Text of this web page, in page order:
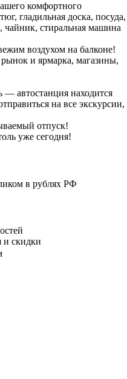
комфортного
гладильная доска, посуда,
чайник, стиральная машина
воздухом на балконе!
и ярмарка, магазины,
— автостанция находится
на все экскурсии,
отпуск!
уже сегодня!
в рублях РФ
и скидки